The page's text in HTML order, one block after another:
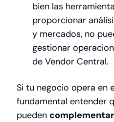
bien las
proporcionar
y mercados, no
gestionar
de Vendor Central.
Si tu negocio opera en
fundamental entender
pueden